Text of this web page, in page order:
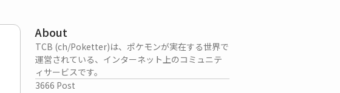
About
TCB (ch/Poketter)は、ポケモンが実在する世界で
運営されている、インターネット上のコミュニテ
ィサービスです。
3666 Post